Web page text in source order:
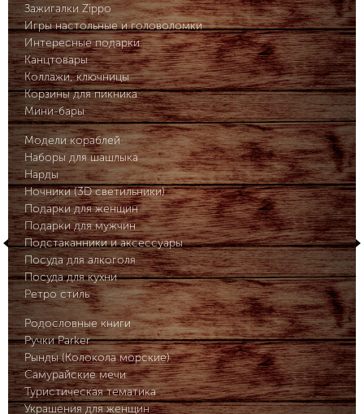
Зажигалки Zippo
Игры настольные и головоломки
Интересные подарки
Канцтовары
Коллажи, ключницы
Корзины для пикника
Мини-бары
Модели кораблей
Наборы для шашлыка
Нарды
Ночники (3D светильники)
Подарки для женщин
Подарки для мужчин
Подстаканники и аксессуары
Посуда для алкоголя
Посуда для кухни
Ретро стиль
Родословные книги
Ручки Parker
Рынды (Колокола морские)
Самурайские мечи
Туристическая тематика
Украшения для женщин